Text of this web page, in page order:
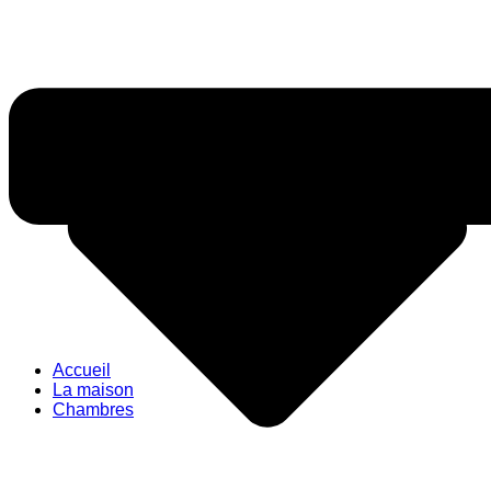
Accueil
La maison
Chambres